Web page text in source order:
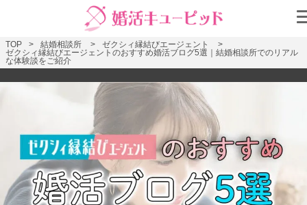
TOP 結婚相談所
ゼクシィ縁結びエージェント
ゼクシィ縁結びエージェントのおすすめ婚活ブログ5選｜結婚相談所でのリアル
な体験談をご紹介